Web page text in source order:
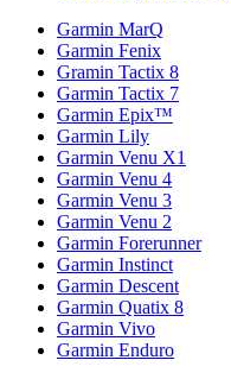
Garmin MarQ
Garmin Fenix
Gramin Tactix 8
Garmin Tactix 7
Garmin Epix™
Garmin Lily
Garmin Venu X1
Garmin Venu 4
Garmin Venu 3
Garmin Venu 2
Garmin Forerunner
Garmin Instinct
Garmin Descent
Garmin Quatix 8
Garmin Vivo
Garmin Enduro